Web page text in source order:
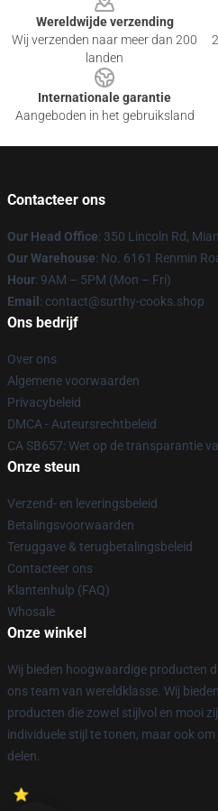
Wereldwijde verzending
Wij verzenden naar meer dan 200
landen
Internationale garantie
Aangeboden in het gebruiksland
Contacteer ons
Our Head Office: 350 Lincoln Rd,
Our Warehouse: No. 6161 Renmin
Hour: 9AM – 5PM (Mon – Fri)
Email : contact@surthy-cooks.shop
Ons bedrijf
Over ons
Algemene voorwaarden
Privacybeleid
DMCA - Auteursrechtbeleid
CA SB657: Wet op de transparantie
Onze steun
Verzend- en leveringsbeleid
Betalingsvoorwaarden
Teruggave & terugbetalingsbeleid
Contacteer ons
Klantenhulp (FAQ)
Whosale
Onze winkel
Wij bieden hoogwaardige producten
ons team van wereldklasse. Wij
producten die zowel stijlvol en mooi
individuele stijl te tonen, maar ook
delen.